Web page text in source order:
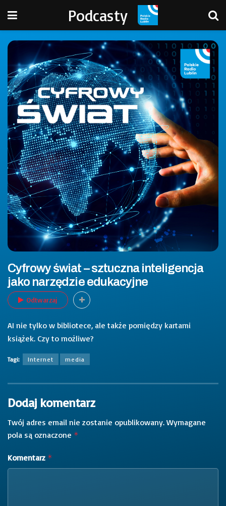
Podcasty
Cyfrowy świat – sztuczna inteligencja
jako narzędzie edukacyjne
Odtwarzaj
AI nie tylko w bibliotece, ale także pomiędzy kartami
książek. Czy to możliwe?
Tagi: Internet media
Dodaj komentarz
Twój adres email nie zostanie opublikowany. Wymagane
pola są oznaczone *
Komentarz *